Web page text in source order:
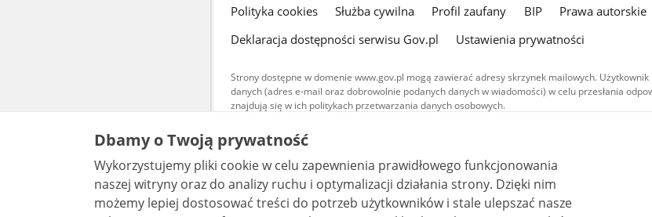
gov.pl
Polityka cookies Służba cywilna Profil zaufany BIP Prawa autorskie
Deklaracja dostępności serwisu Gov.pl
Ustawienia prywatności
Strony dostępne w domenie www.gov.pl mogą zawierać adresy skrzynek mailowych.
danych (adres e-mail oraz dobrowolnie podanych danych w wiadomości) w celu przesłania
znajdują się w ich politykach przetwarzania danych osobowych.
Treści tekstowe publikowane w serwisie (z wyłączeniem treści audiowizualnych), są
udostępniane na licencji typu Creative Commons: uznanie autorstwa - na tych
warunkach 4.0 (CC BY-SA 4.0). Materiały audiowizualne, w tym zdjęcia, materiały
są udostępniane na licencji typu Creative Commons: uznanie autorstwa użycie
bez utworów zależnych 4.0 (CC BY-NC-ND 4.0), o ile nie jest to stwierdzone inaczej.
Dbamy o Twoją prywatność
Wykorzystujemy pliki cookie w celu zapewnienia prawidłowego funkcjonowania
naszej witryny oraz do analizy ruchu i optymalizacji działania strony. Dzięki nim
możemy lepiej dostosować treści do potrzeb użytkowników i stale ulepszać nasze